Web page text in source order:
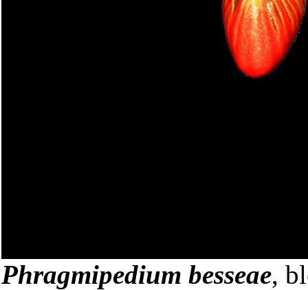
Phragmipedium besseae,